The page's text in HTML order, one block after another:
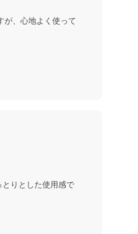
、心地よく使って
りとした使用感で